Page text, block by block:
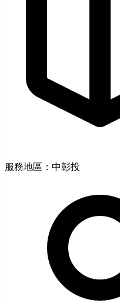
服務地區：中彰投